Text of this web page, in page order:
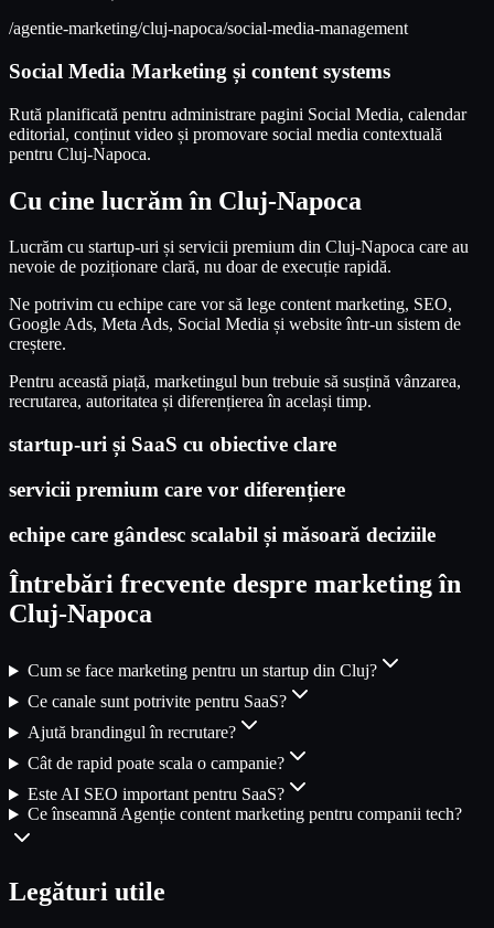
/agentie-marketing/cluj-napoca/social-media-management
Social Media Marketing și content systems
Rută planificată pentru administrare pagini Social Media, calendar
editorial, conținut video și promovare social media contextuală
pentru Cluj-Napoca.
Cu cine lucrăm în Cluj-Napoca
Lucrăm cu startup-uri și servicii premium din Cluj-Napoca care au
nevoie de poziționare clară, nu doar de execuție rapidă.
Ne potrivim cu echipe care vor să lege content marketing, SEO,
Google Ads, Meta Ads, Social Media și website într-un sistem de
creștere.
Pentru această piață, marketingul bun trebuie să susțină vânzarea,
recrutarea, autoritatea și diferențierea în același timp.
startup-uri și SaaS cu obiective clare
servicii premium care vor diferențiere
echipe care gândesc scalabil și măsoară deciziile
Întrebări frecvente despre marketing în
Cluj-Napoca
Cum se face marketing pentru un startup din Cluj?
Ce canale sunt potrivite pentru SaaS?
Ajută brandingul în recrutare?
Cât de rapid poate scala o campanie?
Este AI SEO important pentru SaaS?
Ce înseamnă Agenție content marketing pentru companii tech?
Legături utile